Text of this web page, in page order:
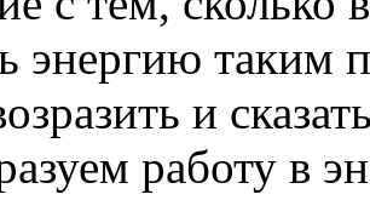
энергию
и
работу в